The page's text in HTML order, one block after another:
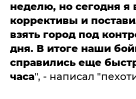
неделю, но сегодня я
коррективы и
взять город под
дня. В итоге наши
справились еще
часа", - написал